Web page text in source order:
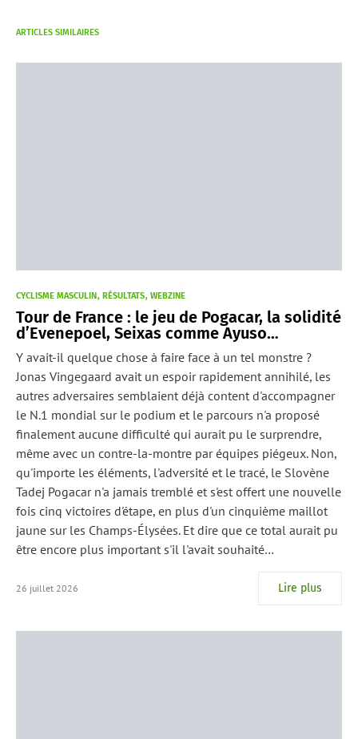
ARTICLES SIMILAIRES
CYCLISME MASCULIN RÉSULTATS WEBZINE
Tour de France : le jeu de Pogacar, la solidité
d’Evenepoel, Seixas comme Ayuso…
Y avait-il quelque chose à faire face à un tel monstre ?
Jonas Vingegaard avait un espoir rapidement annihilé, les
autres adversaires semblaient déjà content d'accompagner
le N.1 mondial sur le podium et le parcours n'a proposé
finalement aucune difficulté qui aurait pu le surprendre,
même avec un contre-la-montre par équipes piégeux. Non,
qu'importe les éléments, l'adversité et le tracé, le Slovène
Tadej Pogacar n'a jamais tremblé et s'est offert une nouvelle
fois cinq victoires d'étape, en plus d'un cinquième maillot
jaune sur les Champs-Élysées. Et dire que ce total aurait pu
être encore plus important s'il l'avait souhaité…
26 juillet 2026 Lire plus